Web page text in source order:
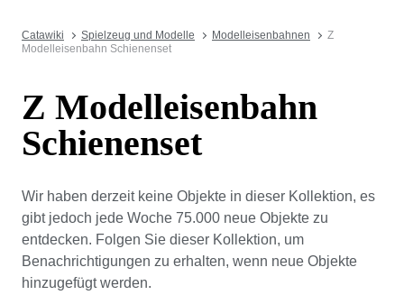
Catawiki Spielzeug und Modelle Modelleisenbahnen
Z
Modelleisenbahn Schienenset
Z Modelleisenbahn
Schienenset
Wir haben derzeit keine Objekte in dieser Kollektion, es
gibt jedoch jede Woche 75.000 neue Objekte zu
entdecken. Folgen Sie dieser Kollektion, um
Benachrichtigungen zu erhalten, wenn neue Objekte
hinzugefügt werden.